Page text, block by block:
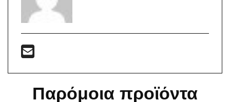
Παρόμοια προϊόντα